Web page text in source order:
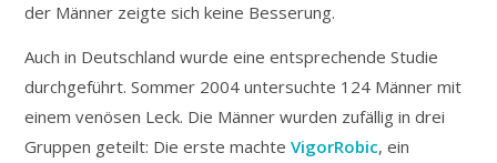
der Männer zeigte sich keine Besserung.
Auch in Deutschland wurde eine entsprechende Studie
durchgeführt. Sommer 2004 untersuchte 124 Männer mit
einem venösen Leck. Die Männer wurden zufällig in drei
Gruppen geteilt: Die erste machte VigorRobic, ein